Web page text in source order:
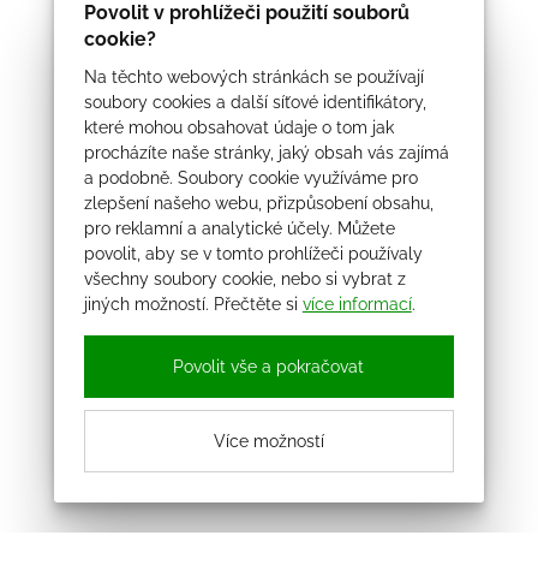
Povolit v prohlížeči použití souborů
cookie?
Na těchto webových stránkách se používají
soubory cookies a další síťové identifikátory,
které mohou obsahovat údaje o tom jak
procházíte naše stránky, jaký obsah vás zajímá
a podobně. Soubory cookie využíváme pro
zlepšení našeho webu, přizpůsobení obsahu,
pro reklamní a analytické účely. Můžete
povolit, aby se v tomto prohlížeči používaly
všechny soubory cookie, nebo si vybrat z
jiných možností. Přečtěte si více informací.
Povolit vše a pokračovat
Více možností